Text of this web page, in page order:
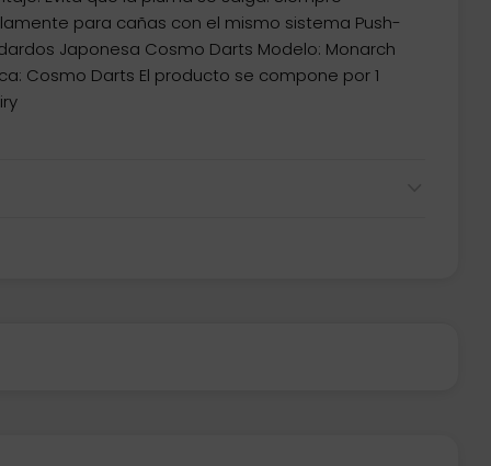
para cañas con el mismo sistema Push-
Japonesa Cosmo Darts Modelo: Monarch
Cosmo Darts El producto se compone por 1